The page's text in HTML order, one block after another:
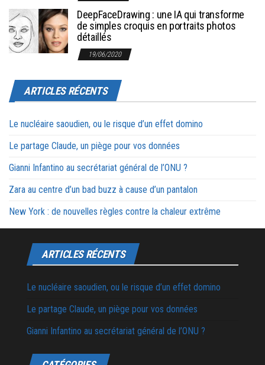
DeepFaceDrawing : une IA qui transforme
de simples croquis en portraits photos
détaillés
19/06/2020
ARTICLES RÉCENTS
Le nucléaire saoudien, ou le risque d’un effet domino
Le partage Claude, un piège pour vos données
Gianni Infantino au secrétariat général de l’ONU ?
Zara au centre d’un bad buzz à cause d’un pantalon
New York : de nouvelles règles contre la chaleur extrême
ARTICLES RÉCENTS
Le nucléaire saoudien, ou le risque d’un effet domino
Le partage Claude, un piège pour vos données
Gianni Infantino au secrétariat général de l’ONU ?